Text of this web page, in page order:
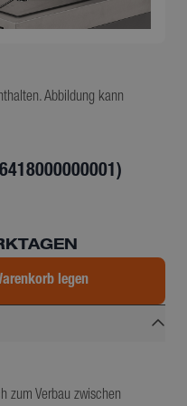
Abbildung kann
legen
zum Verbau zwischen